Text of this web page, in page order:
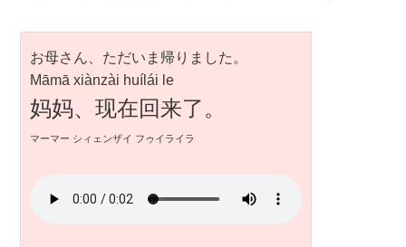
お母さん、ただいま帰りました。
Māmā xiànzài huílái le
妈妈、现在回来了。
マーマー シィェンザイ フゥイライラ